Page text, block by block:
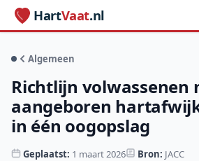
HartVaat.nl
Algemeen
Richtlijn volwassenen
aangeboren
in één oogopslag
Geplaatst: 1 maart 2026 Bron: JACC